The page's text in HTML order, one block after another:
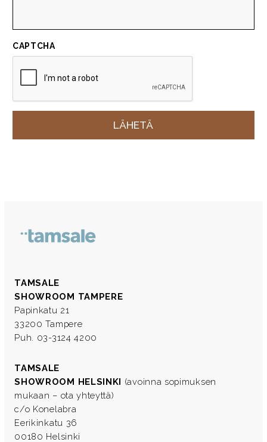
CAPTCHA
TAMSALE
SHOWROOM TAMPERE
Papinkatu 21
33200 Tampere
Puh. 03-3124 4200
TAMSALE
SHOWROOM HELSINKI (avoinna sopimuksen
mukaan – ota yhteyttä)
c/o Konelabra
Eerikinkatu 36
00180 Helsinki